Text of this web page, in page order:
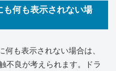
も何も表示されない場
何も表示されない場合は、
不良が考えられます。ドラ